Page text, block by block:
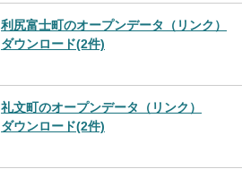
利尻富士町のオープンデータ（リンク）
ダウンロード(2件)
礼文町のオープンデータ（リンク）
ダウンロード(2件)